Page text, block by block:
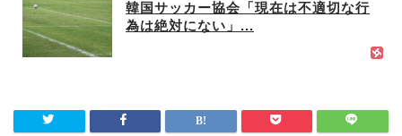
韓国サッカー協会「現在は不適切な行
為は絶対にない」...